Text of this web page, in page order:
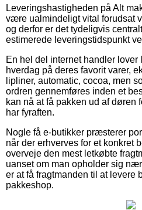
Leveringshastigheden på Alt
være ualmindeligt vital forudsat
og derfor er det tydeligvis
estimerede leveringstidspunkt
En hel del internet handler
hverdag på deres favorit varer,
lipliner, automatic, cocoa, men
ordren gennemføres inden et
kan nå at få pakken ud af døren
har fyraften.
Nogle få e-butikker præsterer
når der erhverves for et konkret
overveje den mest letkøbte
uanset om man opholder sig
er at få fragtmanden til at levere
pakkeshop.